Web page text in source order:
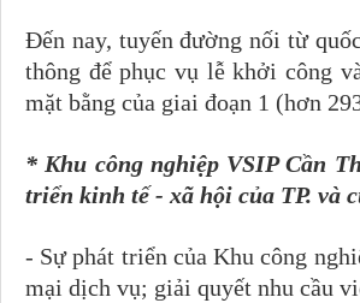
Đến nay, tuyến đường nối từ
thông để phục vụ lễ khởi công
mặt bằng của giai đoạn 1 (hơn
* Khu công nghiệp VSIP Cần
triển kinh tế - xã hội của TP. và
- Sự phát triển của Khu công
mại dịch vụ; giải quyết nhu cầu